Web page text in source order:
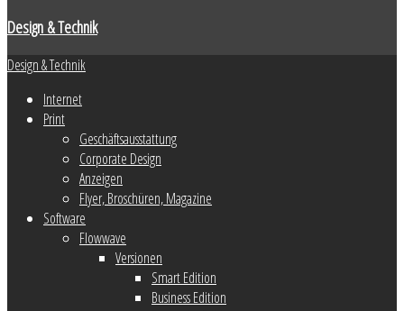
Design & Technik
Design & Technik
Internet
Print
Geschäftsausstattung
Corporate Design
Anzeigen
Flyer, Broschüren, Magazine
Software
Flowwave
Versionen
Smart Edition
Business Edition